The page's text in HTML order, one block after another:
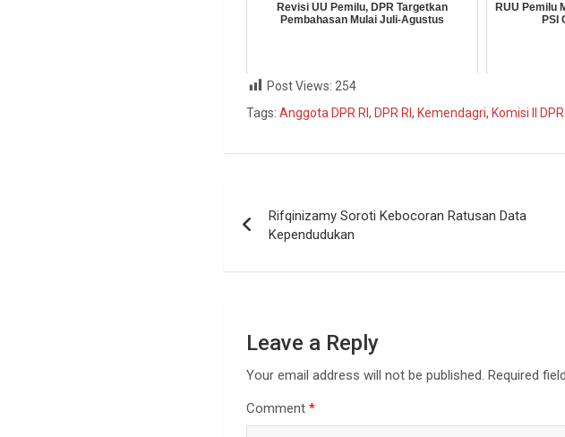
Revisi UU Pemilu, DPR Targetkan
Pembahasan Mulai Juli-Agustus
RUU Pemilu
PSI
Post Views: 254
Tags: Anggota DPR RI, DPR RI, Kemendagri, Komisi II
Rifqinizamy Soroti Kebocoran Ratusan Data
Kependudukan
Leave a Reply
Your email address will not be published. Required
Comment*